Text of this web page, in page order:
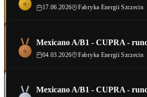
17.06.2026 Fabryka Energii Szczecin
Mexicano A/B1 - CUPRA -
04.03.2026 Fabryka Energii Szczecin
Mexicano A/B1 - CUPRA -